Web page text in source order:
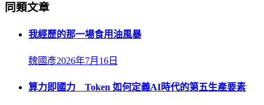
同類文章
我經歷的那一場食用油風暴
魏國彥2026年7月16日
算力即國力 Token 如何定義AI時代的第五生產要素